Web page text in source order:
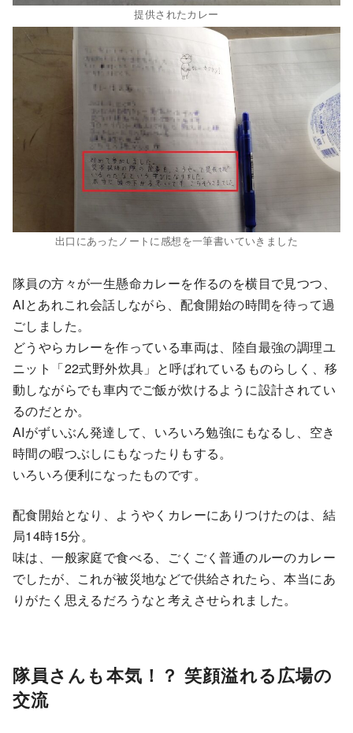
提供されたカレー
出口にあったノートに感想を一筆書いていきました
隊員の方々が一生懸命カレーを作るのを横目で見つつ、
AIとあれこれ会話しながら、配食開始の時間を待って過
ごしました。
どうやらカレーを作っている車両は、陸自最強の調理ユ
ニット「22式野外炊具」と呼ばれているものらしく、移
動しながらでも車内でご飯が炊けるように設計されてい
るのだとか。
AIがずいぶん発達して、いろいろ勉強にもなるし、空き
時間の暇つぶしにもなったりもする。
いろいろ便利になったものです。
配食開始となり、ようやくカレーにありつけたのは、結
局14時15分。
味は、一般家庭で食べる、ごくごく普通のルーのカレー
でしたが、これが被災地などで供給されたら、本当にあ
りがたく思えるだろうなと考えさせられました。
隊員さんも本気！？ 笑顔溢れる広場の
交流